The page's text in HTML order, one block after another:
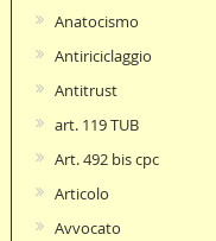
Anatocismo
Antiriciclaggio
Antitrust
art. 119 TUB
Art. 492 bis cpc
Articolo
Avvocato